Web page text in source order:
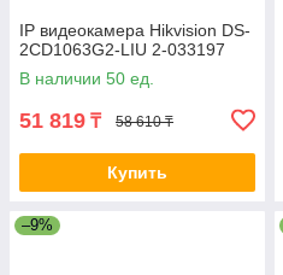
IP видеокамера Hikvision DS-
2CD1063G2-LIU 2-033197
В наличии 50 ед.
51 819 ₸ 58 610 ₸
Купить
–9%